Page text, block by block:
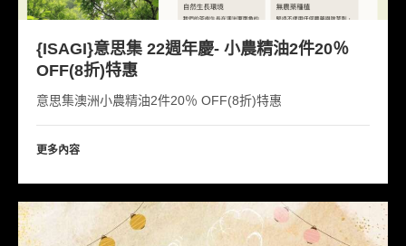
{ISAGI}意思集 22週年慶- 小農精油2件20％
OFF(8折)特惠
意思集澳洲小農精油2件20％ OFF(8折)特惠
更多內容